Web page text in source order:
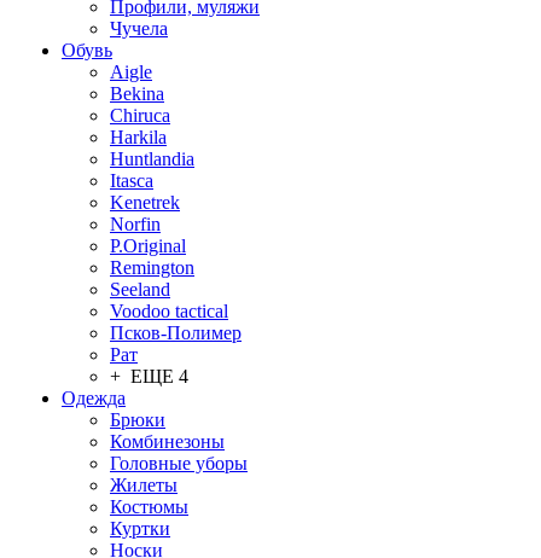
Профили, муляжи
Чучела
Обувь
Aigle
Bekina
Chiruсa
Harkila
Huntlandia
Itasca
Kenetrek
Norfin
P.Original
Remington
Seeland
Voodoo tactical
Псков-Полимер
Рат
+ ЕЩЕ 4
Одежда
Брюки
Комбинезоны
Головные уборы
Жилеты
Костюмы
Куртки
Носки